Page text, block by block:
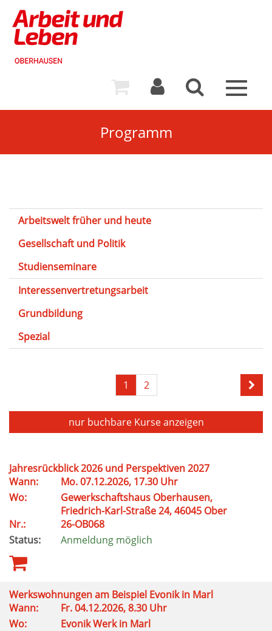
Toggle
Programm
Arbeitswelt früher und heute
Gesellschaft und Politik
Studienseminare
Interessenvertretungsarbeit
Grundbildung
Spezial
1 2
nur buchbareKurse anzeigen
Jahresrückblick 2026 und Perspektiven 2027
Wann:
Mo. 07.12.2026, 17.30 Uhr
Wo:
Gewerkschaftshaus Oberhausen,
Friedrich-Karl-Straße 24, 46045 Ober
Nr.:
26-OB068
Status:
Anmeldung möglich
Werkswohnungen am Beispiel Evonik in Marl
Wann:
Fr. 04.12.2026, 8.30 Uhr
Wo:
Evonik Werk in Marl